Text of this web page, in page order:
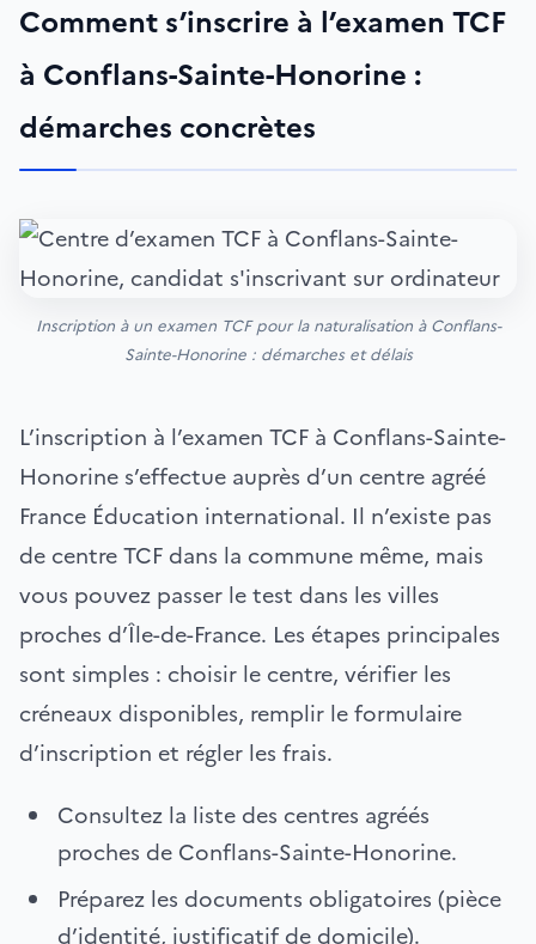
Comment s’inscrire à l’examen TCF
à Conflans-Sainte-Honorine :
démarches concrètes
Inscription à un examen TCF pour la naturalisation à Conflans-
Sainte-Honorine : démarches et délais
L’inscription à l’examen TCF à Conflans-Sainte-
Honorine s’effectue auprès d’un centre agréé
France Éducation international. Il n’existe pas
de centre TCF dans la commune même, mais
vous pouvez passer le test dans les villes
proches d’Île-de-France. Les étapes principales
sont simples : choisir le centre, vérifier les
créneaux disponibles, remplir le formulaire
d’inscription et régler les frais.
Consultez la liste des centres agréés
proches de Conflans-Sainte-Honorine.
Préparez les documents obligatoires (pièce
d’identité, justificatif de domicile).